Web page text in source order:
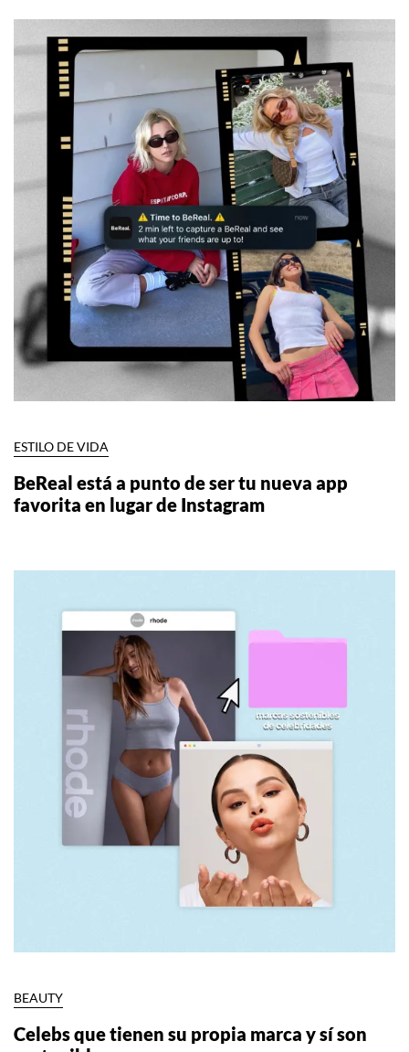
ESTILO DE VIDA
BeReal está a punto de ser tu nueva app
favorita en lugar de Instagram
BEAUTY
Celebs que tienen su propia marca y sí son